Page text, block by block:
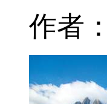
作者：